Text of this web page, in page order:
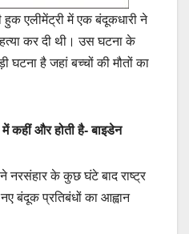
एलीमेंट्री में एक बंदूकधारी ने
कर दी थी। उस घटना के
घटना है जहां बच्चों की मौतों का
कहीं और होती है- बाइडेन
ने नरसंहार के कुछ घंटे बाद राष्ट्र
बंदूक प्रतिबंधों का आह्वान